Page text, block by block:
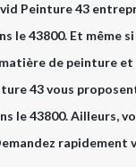
Peinture 43
le 43800. Et même
de peinture et
43 vous
le 43800. Ailleurs,
rapidement